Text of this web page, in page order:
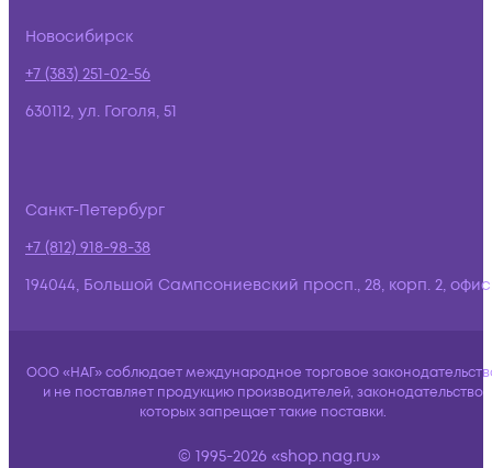
Новосибирск
+7 (383) 251-02-56
630112, ул. Гоголя, 51
Санкт-Петербург
+7 (812) 918-98-38
194044, Большой Сампсониевский просп., 28, корп. 2,
ООО «НАГ» соблюдает международное торговое
и не поставляет продукцию производителей, законодательство
которых запрещает такие поставки.
© 1995-2026 «shop.nag.ru»